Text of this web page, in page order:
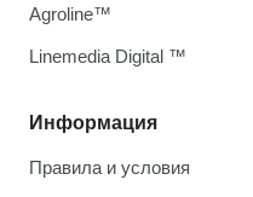
Информация
Правила и условия
Agroline™
Linemedia Digital ™